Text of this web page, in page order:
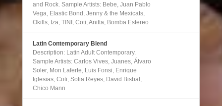
and Rock. Sample Artists: Bebe, Juan Pablo
Vega, Elastic Bond, Jenny & the Mexicats,
Okills, Iza, TINI, Coti, Anitta, Bomba Estereo
Latin Contemporary Blend
Description: Latin Adult Contemporary.
Sample Artists: Carlos Vives, Juanes, Álvaro
Soler, Mon Laferte, Luis Fonsi, Enrique
Iglesias, Coti, Sofia Reyes, David Bisbal,
Chico Mann